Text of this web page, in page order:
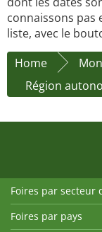
connaissons pas
liste, avec le
Home
Région
Foires par secteur
Foires par pays